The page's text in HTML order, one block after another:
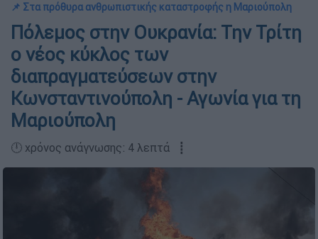
📌 Στα πρόθυρα ανθρωπιστικής καταστροφής η Μαριούπολη
Πόλεμος στην Ουκρανία: Την Τρίτη
ο νέος κύκλος των
διαπραγματεύσεων στην
Κωνσταντινούπολη - Αγωνία για τη
Μαριούπολη
🕛 χρόνος ανάγνωσης: 4 λεπτά ┋